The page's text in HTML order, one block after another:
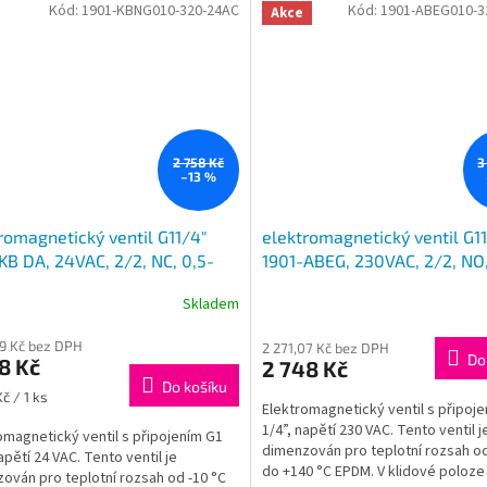
2 758 Kč
–13 %
ventil G11/4"
DA, 24VAC, 2/2, NC, 0,5-
Skladem
Kč bez DPH
Kč
/ 1 ks
Do košíku
ventil s připojením G1
24 VAC. Tento ventil je
pro teplotní rozsah od -10 °C
Kód: 1901-KBNG010-320-24AC Akce
elektromagnetický ventil
1901-ABEG, 230VAC, 2/2,
2 271,07 Kč bez DPH
2 748 Kč
Elektromagnetický ventil s
1/4”, napětí 230 VAC. Tento ventil
dimenzován pro teplotní rozsah
do +140 °C EPDM. V klidové
Kód: 1901-ABEG010-